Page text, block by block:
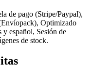
de pago (Stripe/Paypal),
Optimizado
y español, Sesión de
de stock.